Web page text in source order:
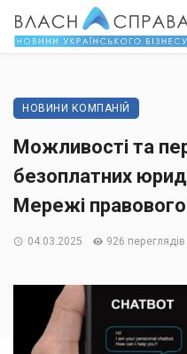
НОВИНИ КОМПАНІЙ
Можливості та
безоплатних
Мережі
04.03.2025 926 переглядів